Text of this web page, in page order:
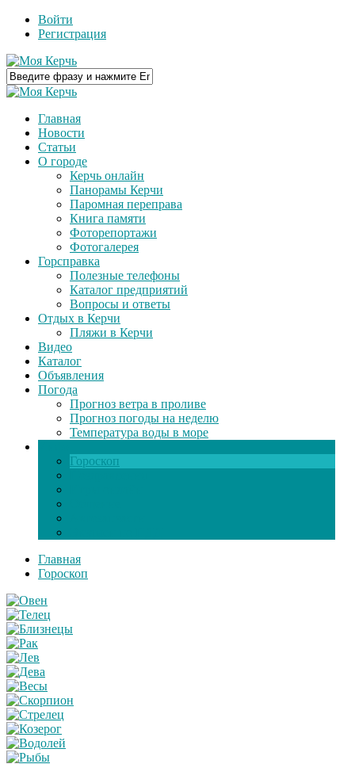
Войти
Регистрация
Главная
Новости
Статьи
О городе
Керчь онлайн
Панорамы Керчи
Паромная переправа
Книга памяти
Фоторепортажи
Фотогалерея
Горсправка
Полезные телефоны
Каталог предприятий
Вопросы и ответы
Отдых в Керчи
Пляжи в Керчи
Видео
Каталог
Объявления
Погода
Прогноз ветра в проливе
Прогноз погоды на неделю
Температура воды в море
Гороскоп
Главная
Гороскоп